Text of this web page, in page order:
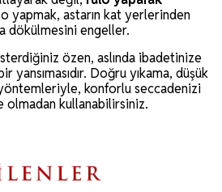
yapmak, astarın kat yerlerinden
dökülmesini engeller.
özen, aslında ibadetinize
yansımasıdır. Doğru yıkama, düşük
konforlu seccadenizi
olmadan kullanabilirsiniz.